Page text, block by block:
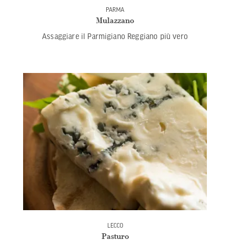
PARMA
Mulazzano
Assaggiare il Parmigiano Reggiano più vero
LECCO
Pasturo